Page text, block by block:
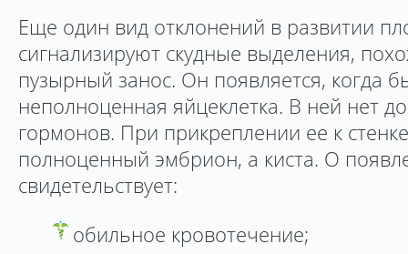
Еще один вид отклонений в развитии
сигнализируют скудные выделения,
пузырный занос. Он появляется, когда
неполноценная яйцеклетка. В ней нет
гормонов. При прикреплении ее к
полноценный эмбрион, а киста. О
свидетельствует:
обильное кровотечение;